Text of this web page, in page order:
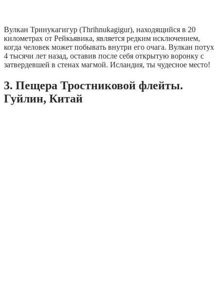
Вулкан Тринукагигур (Thrihnukagigur), находящийся в 20
километрах от Рейкьявика, является редким исключением,
когда человек может побывать внутри его очага. Вулкан потух
4 тысячи лет назад, оставив после себя открытую воронку с
затвердевшей в стенах магмой. Исландия, ты чудесное место!
3. Пещера Тростниковой флейты.
Гуйлин, Китай